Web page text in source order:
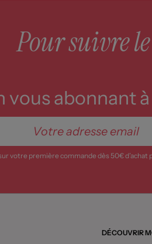
Pour suivre
vous abonnant
votre première commande dès 50€ d’achat
DÉCOUVRIR